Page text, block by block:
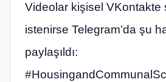
Videolar kişisel VKontakte
istenirse Telegram’da şu
paylaşıldı: